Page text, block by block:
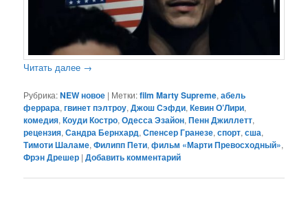
Читать далее →
Рубрика:NEW новое | Метки:film Marty Supreme,абель
феррара,гвинет пэлтроу,Джош Сэфди,Кевин О’Лири,
комедия,Коуди Костро,Одесса Эзайон,Пенн Джиллетт,
рецензия,Сандра Бернхард,Спенсер Гранезе,спорт,сша,
Тимоти Шаламе,Филипп Пети,фильм «Марти Превосходный»,
Фрэн Дрешер |Добавить комментарий